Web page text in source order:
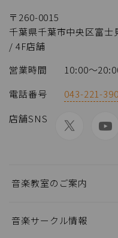
〒260-0015
千葉県千葉市中央区富士
/ 4F店舗
営業時間
10:00〜
電話番号
043-221-
店舗SNS
音楽教室のご案内
音楽サークル情報